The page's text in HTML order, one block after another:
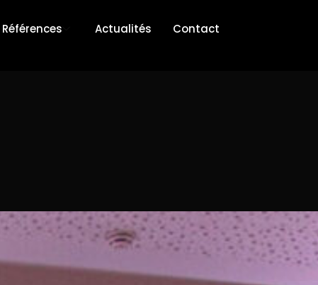
Références Actualités Contact